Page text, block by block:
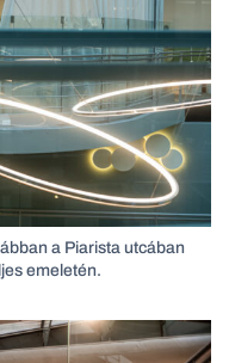
a Piarista utcában
emeletén.